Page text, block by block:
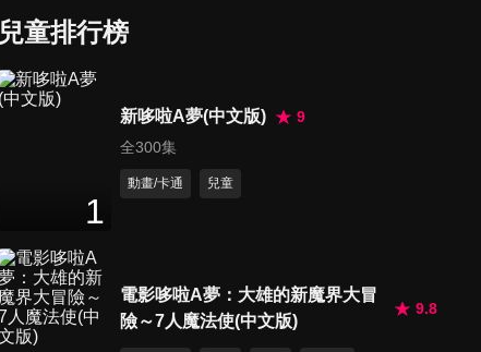
第237集 笑的人生/大雄的兒子
離家出走了
第239集 哆啦A夢的百年時光膠
兒童排行榜
1
新哆啦A夢(中文版)
9
全300集
動畫/卡通 兒童
電影哆啦A夢：大雄的新魔界大冒
險～7人魔法使(中文版)
9.8